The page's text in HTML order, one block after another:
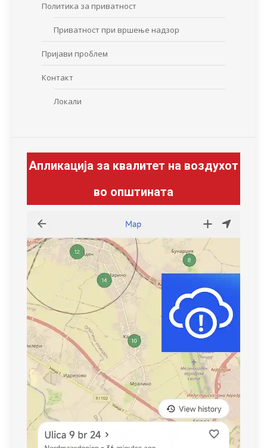
Политика за приватност
Приватност при вршење надзор
Пријави проблем
Контакт
Локали
Апликација за квалитет на воздухот
во општината